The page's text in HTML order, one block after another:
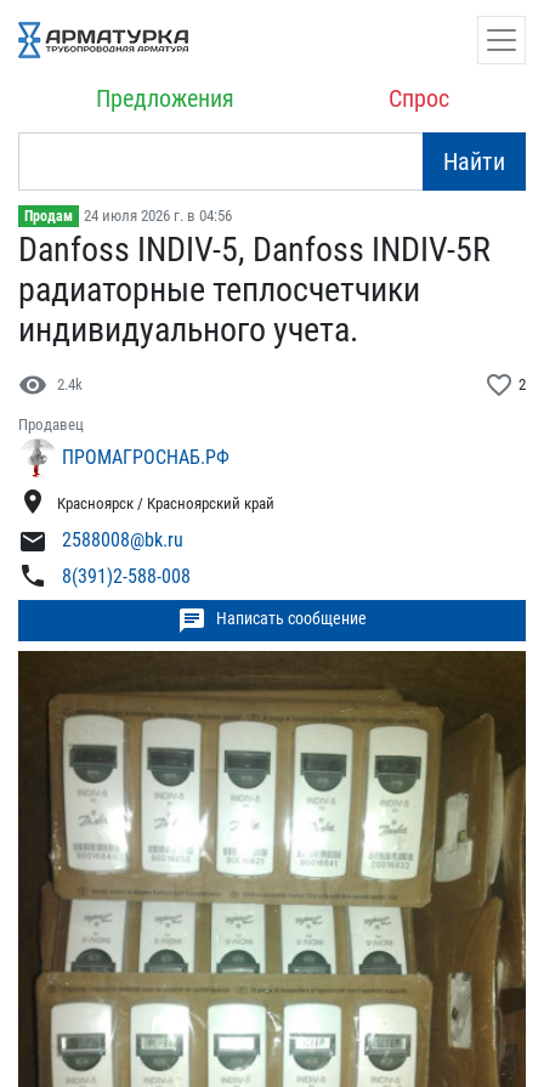
Предложения Спрос
Найти
Продам 24 июля 2026 г. в 04:56
Danfoss INDIV-5, Danfoss​ INDIV-5R
радиаторные те​плосчетчики
индивидуальн​ого учета.
visibility 2.4k favorite_border 2
Продавец
ПРОМАГРОСНАБ.РФ
location_on Красноярск / Красноярский край
mail 2588008@bk.ru
phone 8(391)2-588-008
chat Написать сообщение